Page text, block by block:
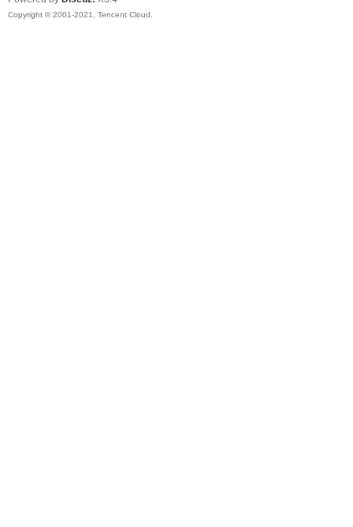
窝
Copyright © 2001-2021, Tencent Cloud.